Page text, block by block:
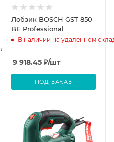
Лобзик BOSCH GST 850
BE Professional
В наличии на удаленном
9 918.45₽/шт
ПОД ЗАКАЗ